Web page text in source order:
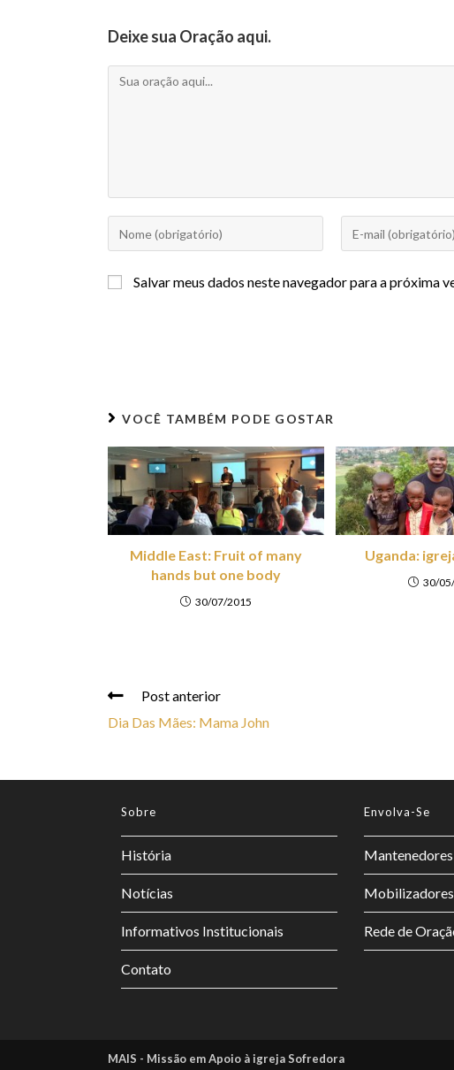
Deixe sua Oração aqui.
Salvar meus dados neste navegador para a próxima
VOCÊ TAMBÉM PODE GOSTAR
Middle East: Fruit of many
hands but one body
30/07/2015
Uganda:
30/
Post anterior
Dia Das Mães: Mama John
Sobre
História
Notícias
Informativos Institucionais
Contato
Envolva-Se
Mantenedores
Rede de
MAIS - Missão em Apoio à igreja Sofredora